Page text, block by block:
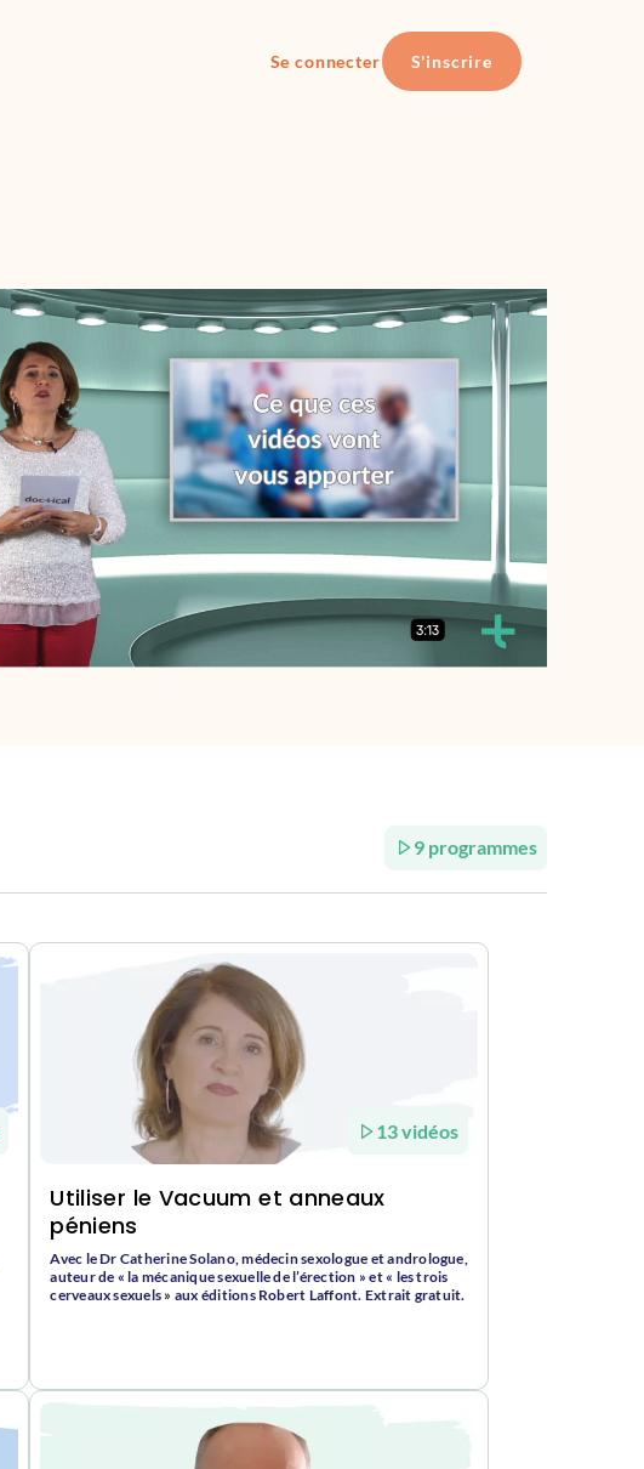
Se connecter S'inscrire
9 programmes
13 vidéos
Utiliser le Vacuum et anneaux
péniens
Avec le Dr Catherine Solano, médecin sexologue et andrologue,
auteur de « la mécanique sexuelle de l’érection » et « les trois
cerveaux sexuels » aux éditions Robert Laffont. Extrait gratuit.